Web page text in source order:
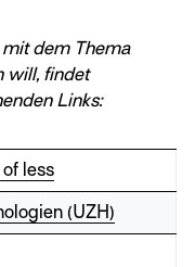
dem Thema
will, findet
Links:
less
(UZH)